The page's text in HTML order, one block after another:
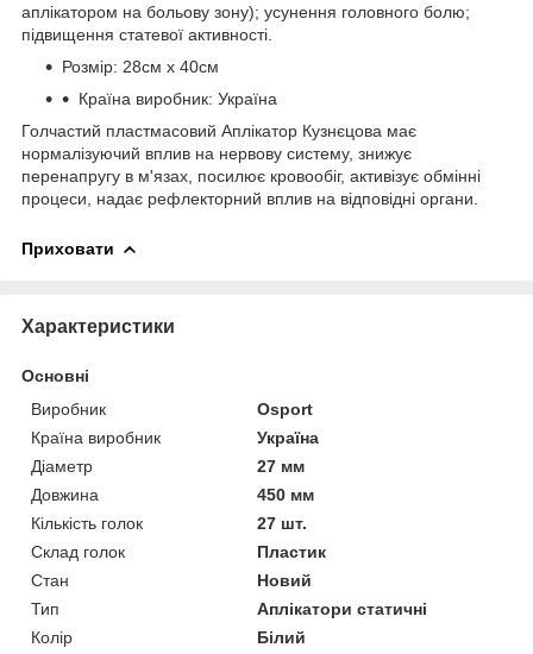
аплікатором на больову зону); усунення головного болю;
підвищення статевої активності.
Розмір: 28см х 40см
Країна виробник: Україна
Голчастий пластмасовий Аплікатор Кузнєцова має
нормалізуючий вплив на нервову систему, знижує
перенапругу в м'язах, посилює кровообіг, активізує обмінні
процеси, надає рефлекторний вплив на відповідні органи.
Приховати
Характеристики
Основні
Виробник
Osport
Країна виробник
Україна
Діаметр
27 мм
Довжина
450 мм
Кількість голок
27 шт.
Склад голок
Пластик
Стан
Новий
Тип
Аплікатори статичні
Колір
Білий